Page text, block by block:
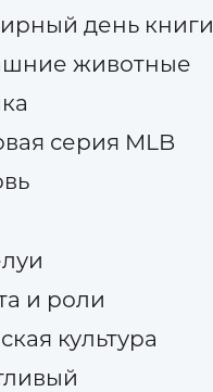
день книги
животные
серия MLB
и роли
культура